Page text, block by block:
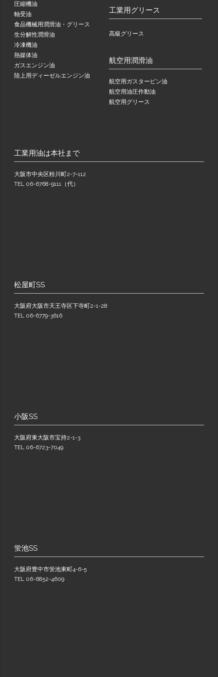
圧縮機油
軸受油
食品機械用潤滑油・グリース
生分解性潤滑油
冷凍機油
熱媒体油
ガスエンジン油
陸上用ディーゼルエンジン油
工業用グリース
高級グリース
航空用潤滑油
航空用ガスタービン油
航空用油圧作動油
航空用グリース
工業用油は本社まで
大阪市中央区粉川町2-7-112
TEL 06-6768-9111（代）
松屋町SS
大阪府大阪市天王寺区下寺町2-1-28
TEL 06-6779-3616
小阪SS
大阪府東大阪市宝持2-1-3
TEL 06-6723-7049
蛍池SS
大阪府豊中市蛍池東町4-6-5
TEL 06-6852-4609